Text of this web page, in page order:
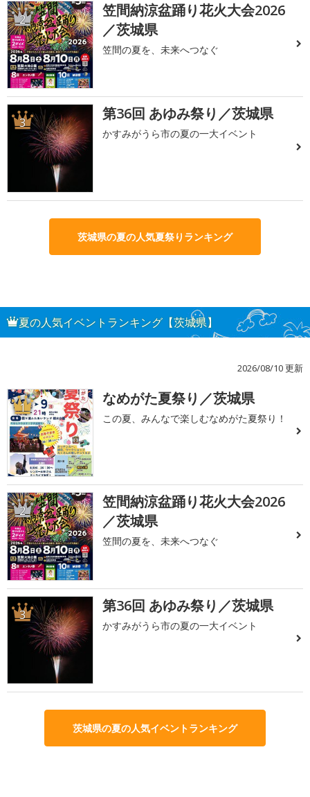
2
笠間納涼盆踊り花火大会2026
／茨城県
笠間の夏を、未来へつなぐ
3 第36回 あゆみ祭り／茨城県
かすみがうら市の夏の一大イベント
茨城県の夏の人気夏祭りランキング
夏の人気イベントランキング【茨城県】
2026/08/10 更新
1 なめがた夏祭り／茨城県
この夏、みんなで楽しむなめがた夏祭り！
2
笠間納涼盆踊り花火大会2026
／茨城県
笠間の夏を、未来へつなぐ
3 第36回 あゆみ祭り／茨城県
かすみがうら市の夏の一大イベント
茨城県の夏の人気イベントランキング